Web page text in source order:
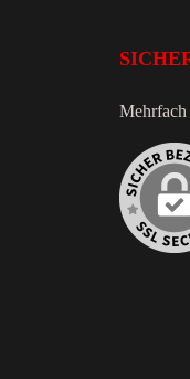
Mehrfach